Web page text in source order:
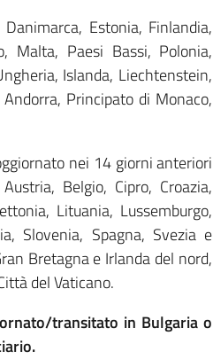
Estonia, Finlandia,
Malta, Paesi Bassi, Polonia,
Islanda, Liechtenstein,
Principato di Monaco,
nei 14 giorni anteriori
Belgio, Cipro, Croazia,
Lituania, Lussemburgo,
Slovenia, Spagna, Svezia e
Bretagna e Irlanda del nord,
del Vaticano.
transitato in Bulgaria o